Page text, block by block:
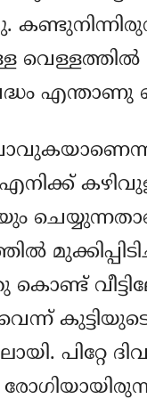
വെള്ളത്തില്‍
എന്താണു